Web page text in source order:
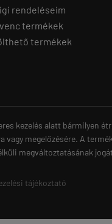
rendeléseim
termékek
termékek
kezelés alatt bármilyen
vagy megelőzésére. A
megváltoztatásának
tájékoztató